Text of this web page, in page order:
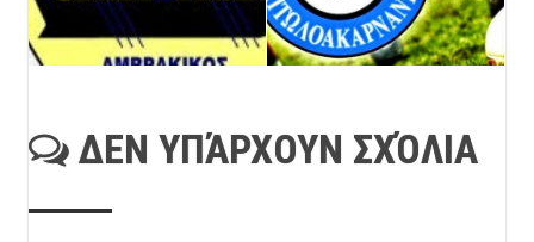
ΔΕΝ ΥΠΆΡΧΟΥΝ ΣΧΌΛΙΑ